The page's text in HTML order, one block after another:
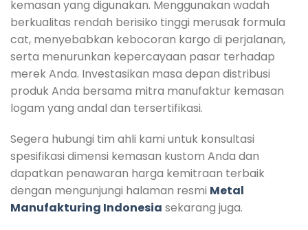
kemasan yang digunakan. Menggunakan wadah
berkualitas rendah berisiko tinggi merusak formula
cat, menyebabkan kebocoran kargo di perjalanan,
serta menurunkan kepercayaan pasar terhadap
merek Anda. Investasikan masa depan distribusi
produk Anda bersama mitra manufaktur kemasan
logam yang andal dan tersertifikasi.
Segera hubungi tim ahli kami untuk konsultasi
spesifikasi dimensi kemasan kustom Anda dan
dapatkan penawaran harga kemitraan terbaik
dengan mengunjungi halaman resmi Metal
Manufakturing Indonesia sekarang juga.